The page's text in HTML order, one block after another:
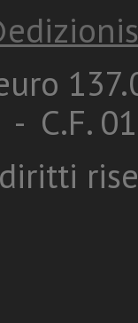
- C.F.